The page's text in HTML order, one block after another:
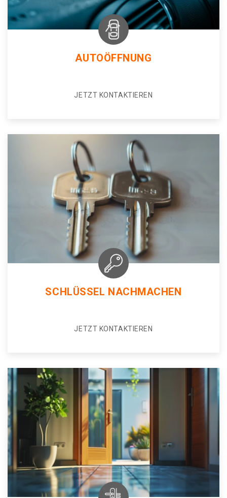
AUTOÖFFNUNG
JETZT KONTAKTIEREN
SCHLÜSSEL NACHMACHEN
JETZT KONTAKTIEREN